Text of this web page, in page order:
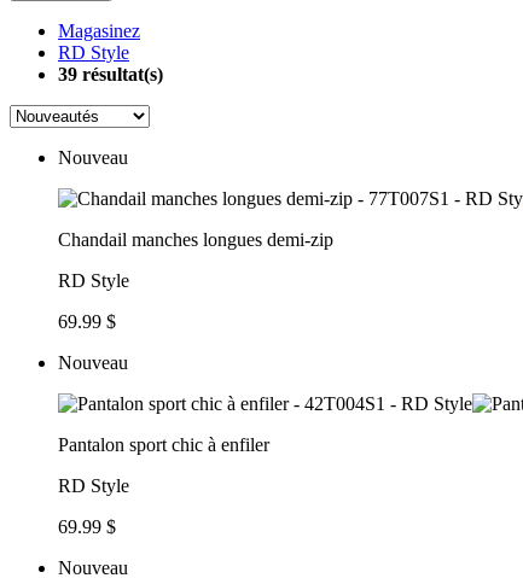
Magasinez
RD Style
39 résultat(s)
Nouveau
Chandail manches longues demi-zip
RD Style
69.99 $
Nouveau
Pantalon sport chic à enfiler
RD Style
69.99 $
Nouveau